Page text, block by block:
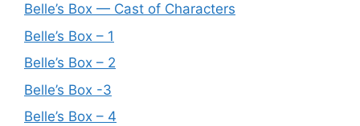
Belle’s Box — Cast of Characters
Belle’s Box – 1
Belle’s Box – 2
Belle’s Box -3
Belle’s Box – 4